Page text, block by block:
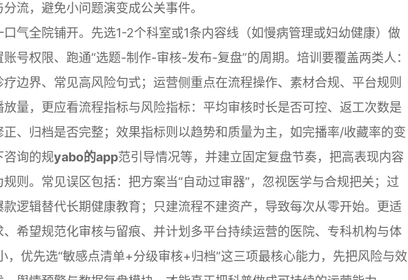
流，避免小问题演变成公关事件。
气全院铺开。先选1-2个科室或1条内容线（如慢病管理或妇幼健康）做
号权限、跑通“选题-制作-审核-发布-复盘”的周期。培训要覆盖两类人：
边界、常见高风险句式；运营侧重点在流程操作、素材合规、平台规则
量，更应看流程指标与风险指标：平均审核时长是否可控、返工次数是
、归档是否完整；效果指标则以趋势和质量为主，如完播率/收藏率的变
咨询的规yabo的app范引导情况等，并建立固定复盘节奏，把高表现内容
则。常见误区包括：把方案当“自动过审器”，忽视医学与合规把关；过
逻辑替代长期健康教育；只建流程不建资产，导致每次从零开始。更适
希望规范化审核与留痕、并计划多平台持续运营的医院、专科机构与体
，优先选“敏感点清单+分级审核+归档”这三项最核心能力，先把风险与效